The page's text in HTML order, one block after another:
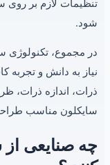
تنظیمات لازم بر روی
شود.
در مجموع، تکنولوژی
نیاز به دانش و تجربه
ذرات، اندازه ذرات،
سایکلون مناسب
چه صنایعی از